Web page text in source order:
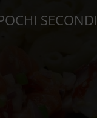
SECONDI